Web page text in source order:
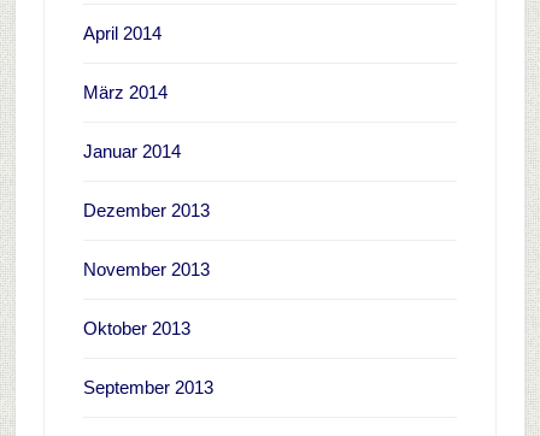
April 2014
März 2014
Januar 2014
Dezember 2013
November 2013
Oktober 2013
September 2013